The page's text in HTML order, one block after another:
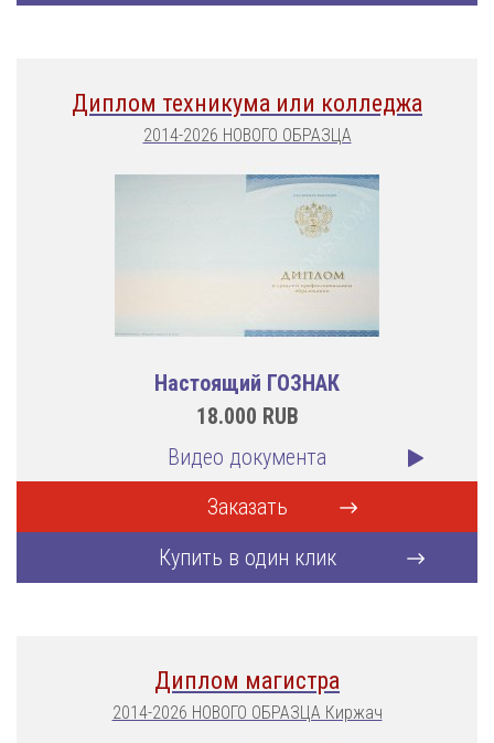
Диплом техникума или колледжа
2014-2026 НОВОГО ОБРАЗЦА
Настоящий ГОЗНАК
18.000 RUB
Видео документа
Заказать
Купить в один клик
Диплом магистра
2014-2026 НОВОГО ОБРАЗЦА Киржач